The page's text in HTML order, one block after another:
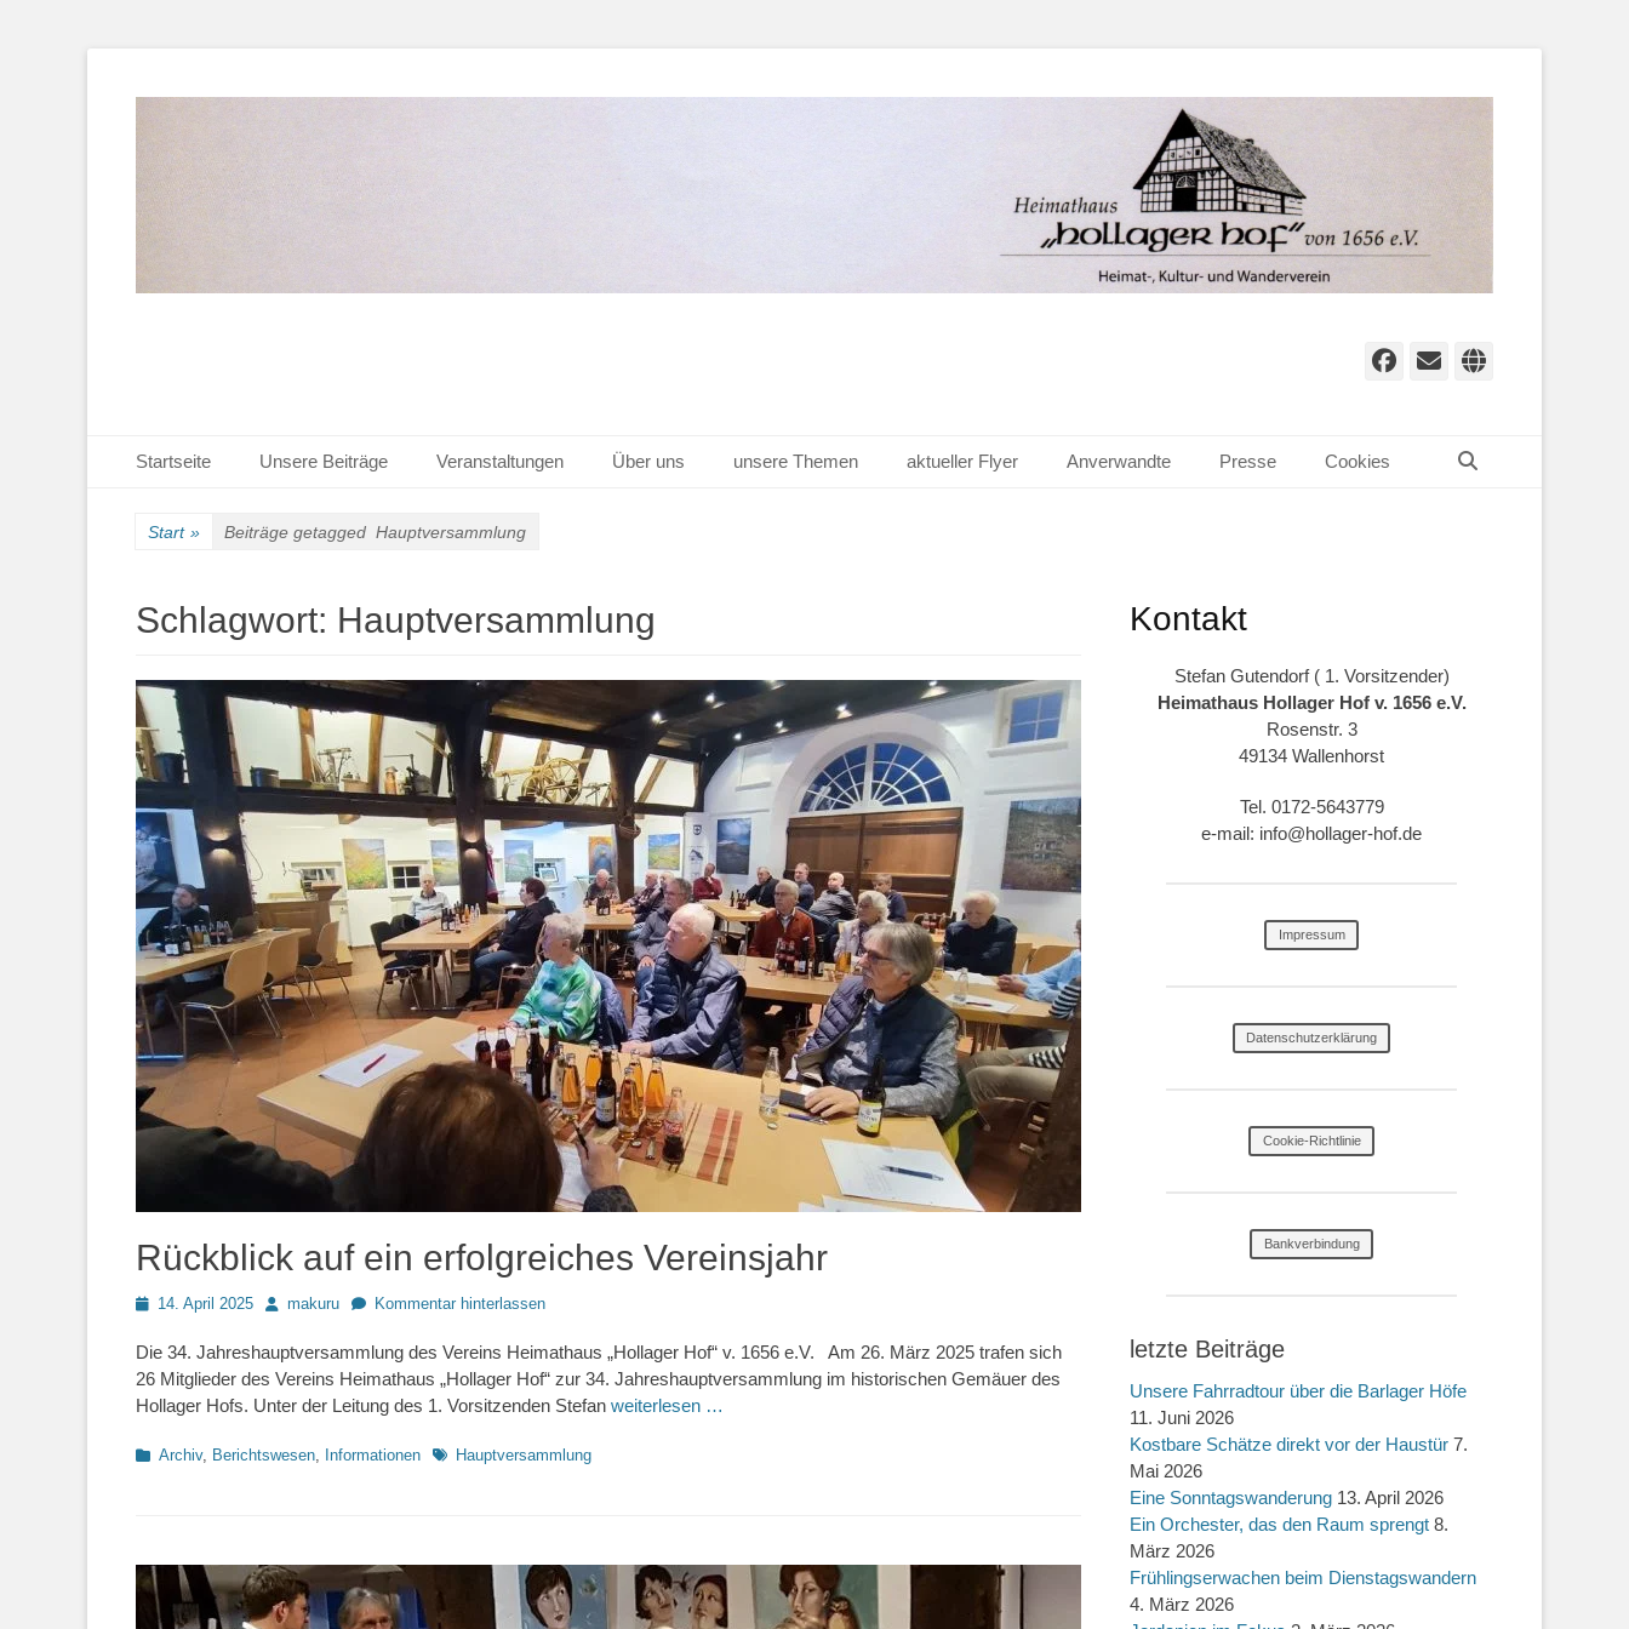
Heimathaus Hollager Hof v. 1656 e.V.
Facebook
E-
Website
Primäres Menü
Inhalt
Startseite Unsere Beiträge Veranstaltungen Über uns unsere Themen aktueller Flyer Anverwandte Presse Cookies
InhaltStart » Beiträge getagged Hauptversammlung
Schlagwort: Hauptversammlung
Rückblick auf ein erfolgreiches Vereinsjahr
Posted14. April 2025 Autormakuru Kommentar hinterlassen
Die 34. Jahreshauptversammlung des Vereins Heimathaus „Hollager Hof“ v. 1656 e.V. Am 26. März 2025 trafen sich
26 Mitglieder des Vereins Heimathaus „Hollager Hof“ zur 34. Jahreshauptversammlung im historischen Gemäuer des
Hollager Hofs. Unter der Leitung des 1. Vorsitzenden Stefan weiterlesen …
Kategorien
Archiv, Berichtswesen Informationen Schlagworte
Hauptversammlung
Kontakt
Stefan Gutendorf ( 1. Vorsitzender)
Heimathaus Hollager Hof v. 1656 e.V.
Rosenstr. 3
49134 Wallenhorst
Tel. 0172-5643779
e-mail: info@hollager-hof.de
Impressum
Datenschutzerklärung
Cookie-Richtlinie
Bankverbindung
letzte Beiträge
Unsere Fahrradtour über die Barlager Höfe
11. Juni 2026
Kostbare Schätze direkt vor der Haustür 7.
Mai 2026
Eine Sonntagswanderung 13. April 2026
Ein Orchester, das den Raum sprengt 8.
März 2026
Frühlingserwachen beim Dienstagswandern
4. März 2026